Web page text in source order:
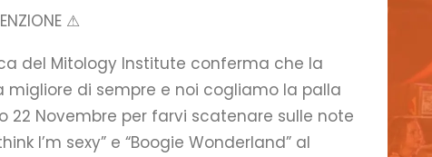
⚠
del Mitology Institute conferma che la
migliore di sempre e noi cogliamo la palla
22 Novembre per farvi scatenare sulle note
I’m sexy” e “Boogie Wonderland” al